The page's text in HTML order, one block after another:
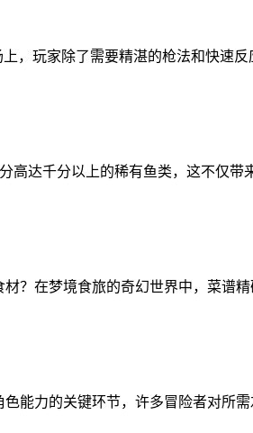
，玩家除了需要精湛的枪法和快速
达千分以上的稀有鱼类，这不仅带
？在梦境食旅的奇幻世界中，菜谱
能力的关键环节，许多冒险者对所